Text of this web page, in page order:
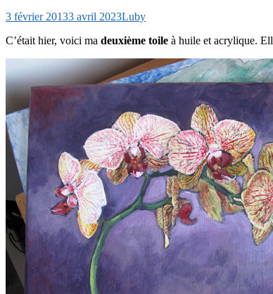
3 février 20133 avril 2023Luby
C’était hier, voici ma deuxième toile à huile et acrylique.